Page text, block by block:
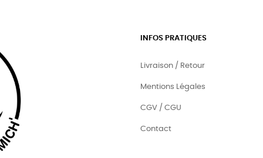
INFOS PRATIQUES
Livraison / Retour
Mentions Légales
CGV / CGU
Contact